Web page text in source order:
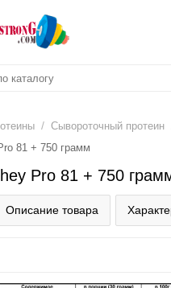
/ Сывороточный протеин
81 + 750 грамм
Pro 81 + 750
Описание товара